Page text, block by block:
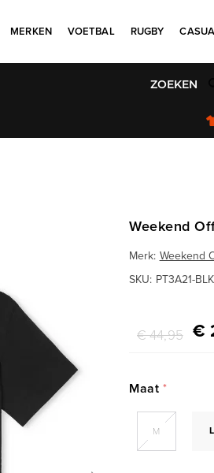
MERKEN VOETBAL RUGBY
Uniek
Weekend
Merk: Weekend
SKU: PT3A21-BLK
€ 44,95 €
Maat *
M L